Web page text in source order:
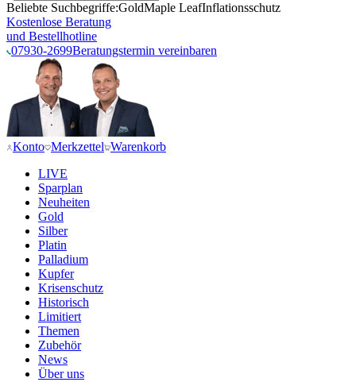
Beliebte Suchbegriffe:GoldMaple LeafInflationsschutz
Kostenlose Beratung
und Bestellhotline
07930-2699Beratungstermin vereinbaren
Konto Merkzettel Warenkorb
LIVE
Sparplan
Neuheiten
Gold
Silber
Platin
Palladium
Kupfer
Krisenschutz
Historisch
Limitiert
Themen
Zubehör
News
Über uns